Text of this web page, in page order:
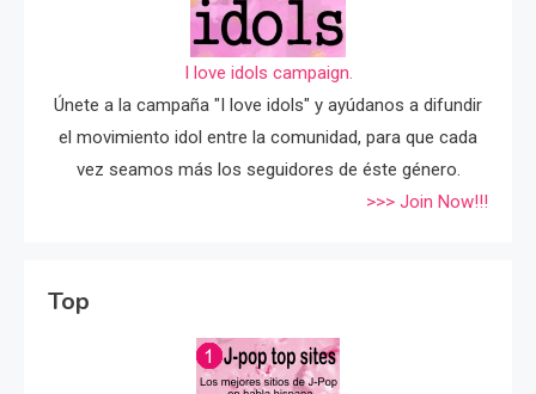
I love idols campaign.
Únete a la campaña "I love idols" y ayúdanos a difundir
el movimiento idol entre la comunidad, para que cada
vez seamos más los seguidores de éste género.
>>> Join Now!!!
Top